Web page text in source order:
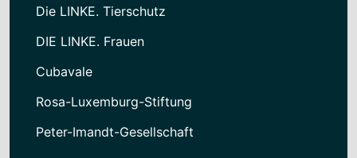
Die LINKE. Tierschutz
DIE LINKE. Frauen
Cubavale
Rosa-Luxemburg-Stiftung
Peter-Imandt-Gesellschaft